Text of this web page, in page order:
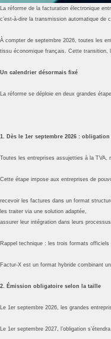
La réforme de la facturation électronique
c’est‑à‑dire la transmission automatique de
À compter de septembre 2026, toutes les
tissu économique français. Cette transition,
Un calendrier désormais fixé
La réforme se déploie en deux grandes
1. Dès le 1er septembre 2026 :
Toutes les entreprises assujetties à la TVA,
Cette étape impose aux entreprises de
recevoir les factures dans un format
les traiter via une solution adaptée,
assurer leur intégration dans leurs processus
Rappel technique : les trois formats
Factur‑X est un format hybride combinant
2. Émission obligatoire selon la taille
Le 1er septembre 2026, les grandes
Le 1er septembre 2027, l’obligation